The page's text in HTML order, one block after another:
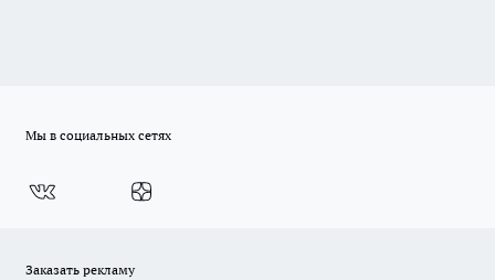
Мы в социальных сетях
Заказать рекламу